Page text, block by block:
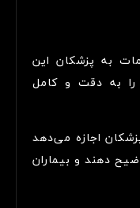
به پزشکان این
به دقت و کامل
اجازه می‌دهد
دهند و بیماران